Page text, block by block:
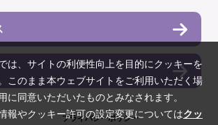
プライバシーポリシー
は、サイトの利便性向上を目的にクッキーを
このまま本ウェブサイトをご利用いただく場
に同意いただいたものとみなされます。
報やクッキー許可の設定変更についてはクッ